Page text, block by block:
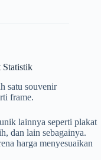
Statistik
satu souvenir
frame.
lainnya seperti plakat
dan lain sebagainya.
harga menyesuaikan